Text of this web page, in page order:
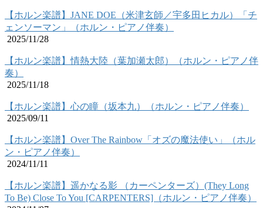
【ホルン楽譜】JANE DOE（米津玄師／宇多田ヒカル）「チ
ェンソーマン」（ホルン・ピアノ伴奏）
2025/11/28
【ホルン楽譜】情熱大陸（葉加瀬太郎）（ホルン・ピアノ伴
奏）
2025/11/18
【ホルン楽譜】心の瞳（坂本九）（ホルン・ピアノ伴奏）
2025/09/11
【ホルン楽譜】Over The Rainbow「オズの魔法使い」（ホル
ン・ピアノ伴奏）
2024/11/11
【ホルン楽譜】遥かなる影 （カーペンターズ）(They Long
To Be) Close To You [CARPENTERS]（ホルン・ピアノ伴奏）